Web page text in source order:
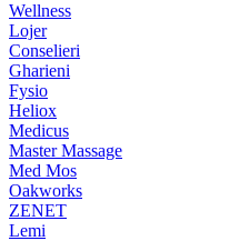
Wellness
Lojer
Conselieri
Gharieni
Fysio
Heliox
Medicus
Master Massage
Med Mos
Oakworks
ZENET
Lemi